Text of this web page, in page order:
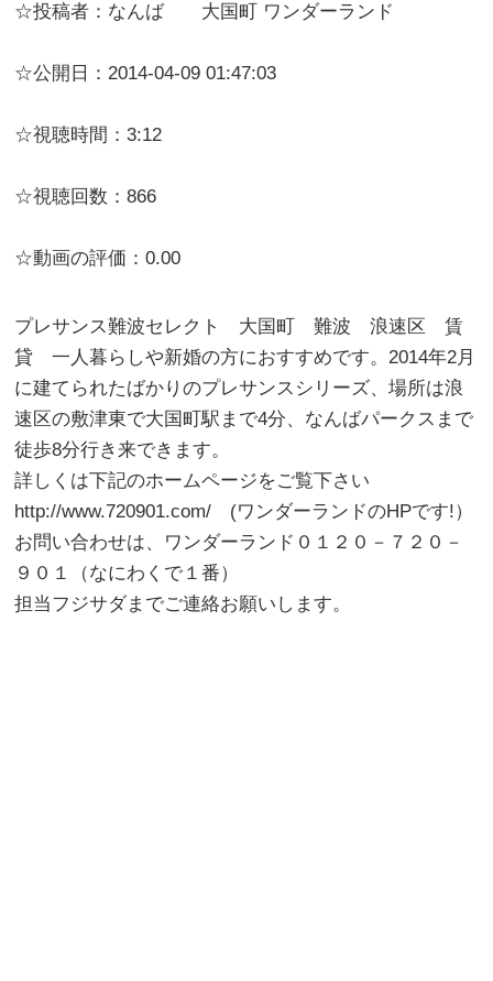
☆投稿者：なんば 大国町 ワンダーランド
☆公開日：2014-04-09 01:47:03
☆視聴時間：3:12
☆視聴回数：866
☆動画の評価：0.00
プレサンス難波セレクト 大国町 難波 浪速区 賃
貸 一人暮らしや新婚の方におすすめです。2014年2月
に建てられたばかりのプレサンスシリーズ、場所は浪
速区の敷津東で大国町駅まで4分、なんばパークスまで
徒歩8分行き来できます。
詳しくは下記のホームページをご覧下さい
http://www.720901.com/ (ワンダーランドのHPです!）
お問い合わせは、ワンダーランド０１２０－７２０－
９０１（なにわくで１番）
担当フジサダまでご連絡お願いします。